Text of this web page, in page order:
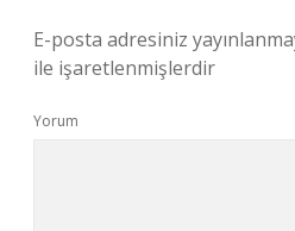
E-posta adresiniz
ile işaretlenmişlerdir
Yorum